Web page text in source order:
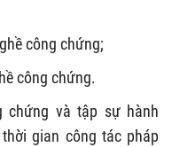
công chứng;
công chứng.
chứng và tập sự hành
gian công tác pháp